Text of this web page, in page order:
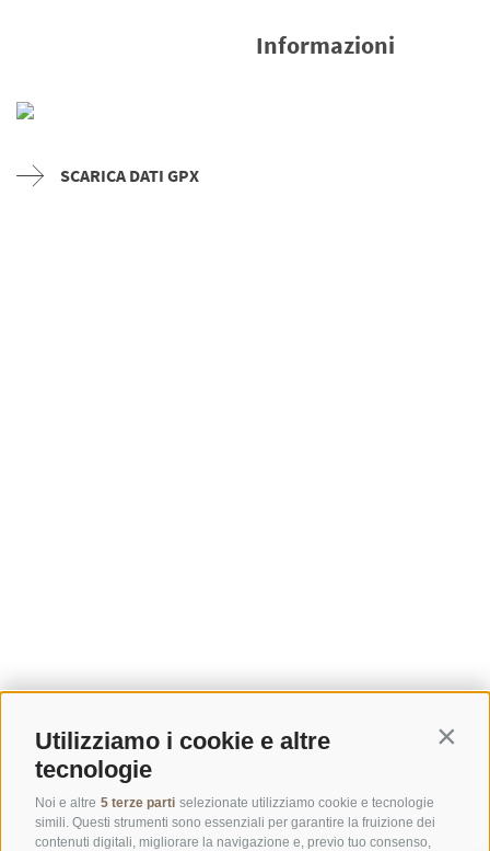
Utilizziamo i cookie e altre
tecnologie
Noi e altre 5 terze parti selezionate utilizziamo cookie e tecnologie
simili. Questi strumenti sono essenziali per garantire la fruizione dei
contenuti digitali, migliorare la navigazione e, previo tuo consenso,
Informazioni
SCARICA DATI GPX